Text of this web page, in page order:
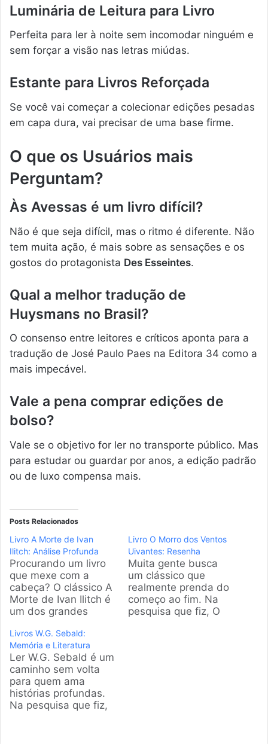
Luminária de Leitura para Livro
Perfeita para ler à noite sem incomodar ninguém e
sem forçar a visão nas letras miúdas.
Estante para Livros Reforçada
Se você vai começar a colecionar edições pesadas
em capa dura, vai precisar de uma base firme.
O que os Usuários mais
Perguntam?
Às Avessas é um livro difícil?
Não é que seja difícil, mas o ritmo é diferente. Não
tem muita ação, é mais sobre as sensações e os
gostos do protagonista Des Esseintes.
Qual a melhor tradução de
Huysmans no Brasil?
O consenso entre leitores e críticos aponta para a
tradução de José Paulo Paes na Editora 34 como a
mais impecável.
Vale a pena comprar edições de
bolso?
Vale se o objetivo for ler no transporte público. Mas
para estudar ou guardar por anos, a edição padrão
ou de luxo compensa mais.
Posts Relacionados
Livro A Morte de Ivan
Ilitch: Análise Profunda
Procurando um livro
que mexe com a
cabeça? O clássico A
Morte de Ivan Ilitch é
um dos grandes
até hoje. Na pesquisa
que fiz, esse título
aparece sempre no
topo das
recomendações.
Analisamos os
modelos mais
Livro O Morro dos Ventos
Uivantes: Resenha
Muita gente busca
um clássico que
realmente prenda do
começo ao fim. Na
pesquisa que fiz, O
Livros W.G. Sebald:
Memória e Literatura
Ler W.G. Sebald é um
caminho sem volta
para quem ama
histórias profundas.
Na pesquisa que fiz,